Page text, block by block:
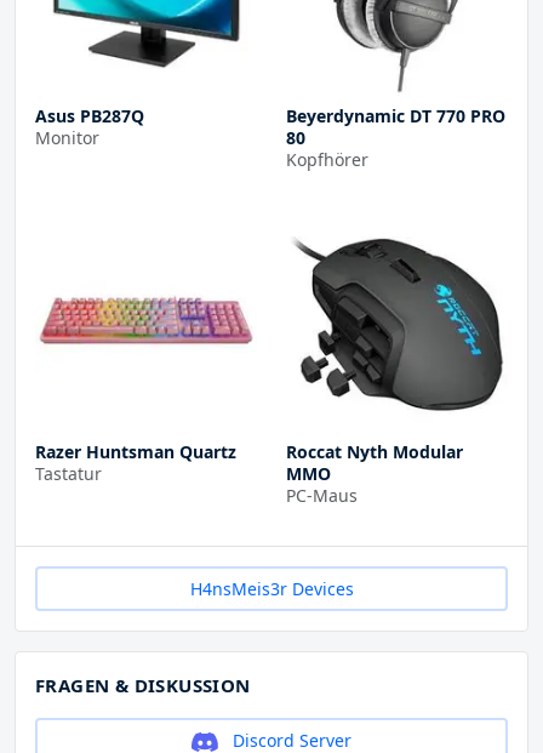
Asus PB287Q
Monitor
Beyerdynamic DT 770 PRO
80
Kopfhörer
Razer Huntsman Quartz
Tastatur
Roccat Nyth Modular
MMO
PC-Maus
H4nsMeis3r Devices
FRAGEN & DISKUSSION
Discord Server